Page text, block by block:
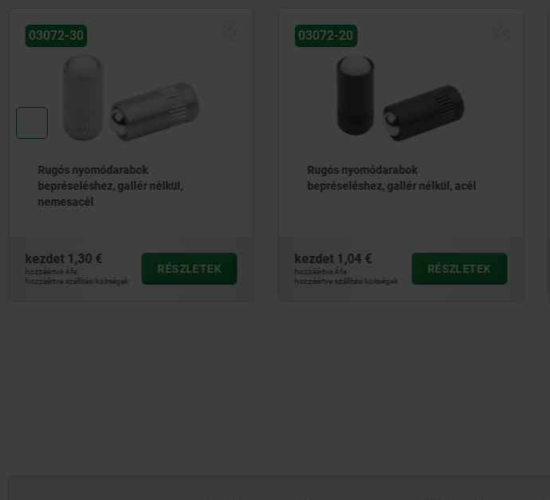
03072-20
Rugós nyomódarabok
bepréseléshez, gallér nélkül, acél
kezdet1,04 €
hozzáértve Áfa
hozzáértve szállítási költségek
RÉSZLETEK
03025
Rugós nyomótagok horonnyal, és
nyomócsappal, nemesacél
kezdet2,37 €
hozzáértve Áfa
hozzáértve szállítási költségek
RÉSZLETEK